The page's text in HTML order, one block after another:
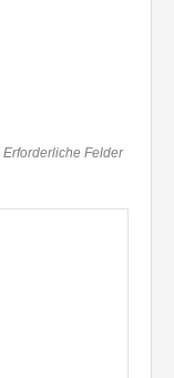
Erforderliche Felder